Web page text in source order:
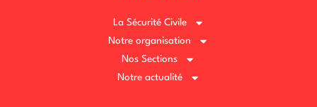
La Sécurité Civile
Notre organisation
Nos Sections
Notre actualité